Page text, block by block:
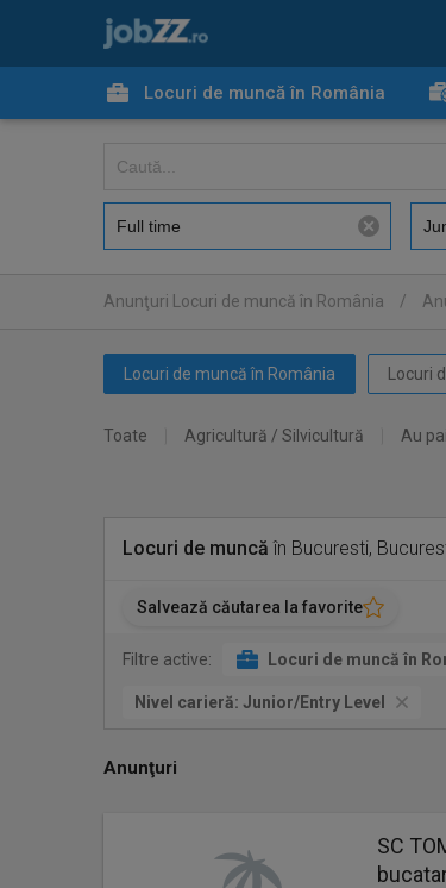
Locuri de muncă în România
Anunţuri Locuri de muncă în România /
Locuri de muncă în România Locuri
Toate Agricultură / Silvicultură Au
Locuri de muncă în Bucuresti,
Salvează căutarea la favorite
Filtre active: Locuri de muncă în
Nivel carieră: Junior/Entry Level
Anunţuri
SC